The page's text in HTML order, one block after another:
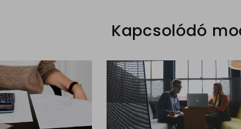
Kapcsolódó